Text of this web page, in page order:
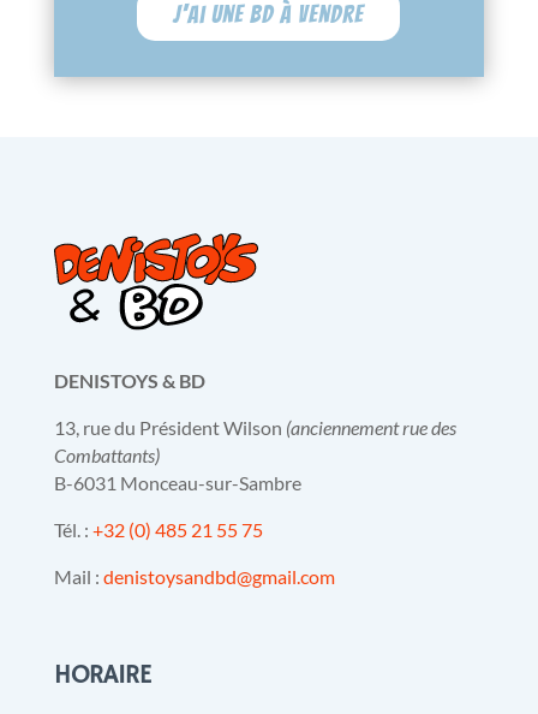
J'ai une BD à vendre
DENISTOYS & BD
13, rue du Président Wilson (anciennement rue des
Combattants)
B-6031 Monceau-sur-Sambre
Tél. : +32 (0) 485 21 55 75
Mail : denistoysandbd@gmail.com
HORAIRE